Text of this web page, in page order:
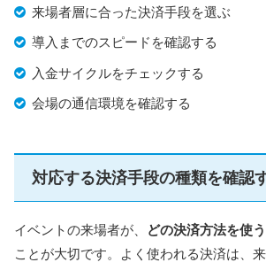
は、業界最安水準の手数料や
現し、キャッシュフローの改
体的な導入手順について詳
がどのように店舗運営に役立
運営会社 楽天ペイメント株式
楽天ペイは、楽天グループが提供する
ドリーダー型」から選べます。
特に、楽天ペイ ターミナルは通常
すが、新規申し込み時のキャンペーン
来場者層に合った決済手段を選ぶ
導入までのスピードを確認する
入金サイクルをチェックする
会場の通信環境を確認する
対応する決済手段の種類を確認
イベントの来場者が、 どの決済方法を使
ことが大切です。よく使われる決済は、